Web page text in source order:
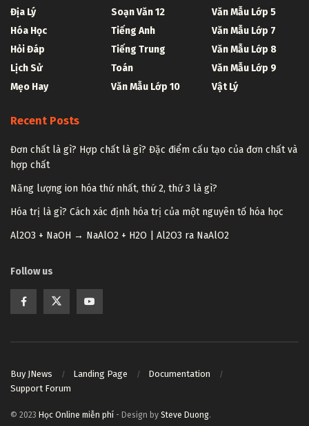
Địa Lý
Hóa Học
Hỏi Đáp
Lịch Sử
Mẹo Hay
Soạn Văn 12
Tiếng Anh
Tiếng Trung
Toán
Văn Mẫu Lớp 10
Văn Mẫu Lớp 5
Văn Mẫu Lớp 7
Văn Mẫu Lớp 8
Văn Mẫu Lớp 9
Vật Lý
Recent Posts
Đơn chất là gì? Hợp chất là gì? Đặc điểm cấu tạo của đơn chất và
hợp chất
Năng lượng ion hóa thứ nhất, thứ 2, thứ 3 là gì?
Hóa trị là gì? Cách xác định hóa trị của một nguyên tố hóa học
Al2O3 + NaOH → NaAlO2 + H2O | Al2O3 ra NaAlO2
Follow us
Buy JNews Landing Page
Documentation
Support Forum
© 2023 Học Online miễn phí - Design by Steve Duong.